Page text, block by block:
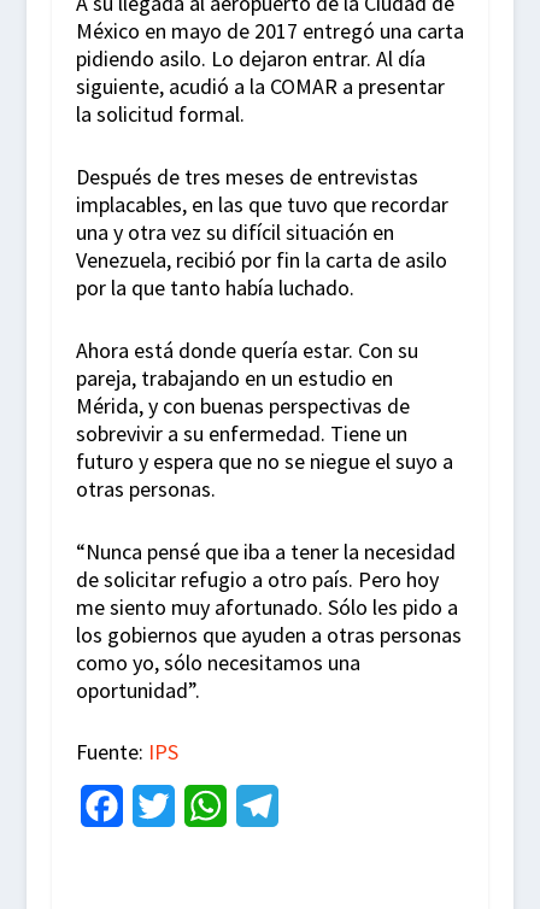
México en mayo de 2017 entregó una carta
pidiendo asilo. Lo dejaron entrar. Al día
siguiente, acudió a la COMAR a presentar
la solicitud formal.
Después de tres meses de entrevistas
implacables, en las que tuvo que recordar
una y otra vez su difícil situación en
Venezuela, recibió por fin la carta de asilo
por la que tanto había luchado.
Ahora está donde quería estar. Con su
pareja, trabajando en un estudio en
Mérida, y con buenas perspectivas de
sobrevivir a su enfermedad. Tiene un
futuro y espera que no se niegue el suyo a
otras personas.
“Nunca pensé que iba a tener la necesidad
de solicitar refugio a otro país. Pero hoy
me siento muy afortunado. Sólo les pido a
los gobiernos que ayuden a otras personas
como yo, sólo necesitamos una
oportunidad”.
Fuente: IPS